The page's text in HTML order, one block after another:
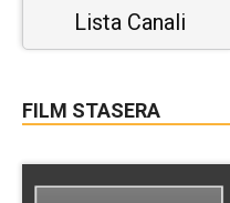
Lista Canali
FILM STASERA